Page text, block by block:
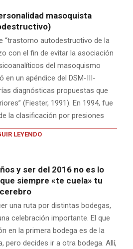
masoquista
“trastorno autodestructivo de la
con el fin de evitar la asociación
del masoquismo
en un apéndice del DSM-III-
diagnósticas propuestas que
(Fiester, 1991). En 1994, fue
la clasificación por presiones
LEYENDO
y ser del 2016 no es lo
siempre «te cuela» tu
cerebro
una ruta por distintas bodegas,
celebración importante. El que
en la primera bodega es de la
pero decides ir a otra bodega. Allí,